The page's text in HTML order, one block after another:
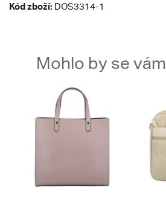
Kód zboží: DOS3314-1
Mohlo by se